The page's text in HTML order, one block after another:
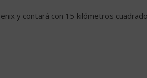
y contará con 15 kilómetros